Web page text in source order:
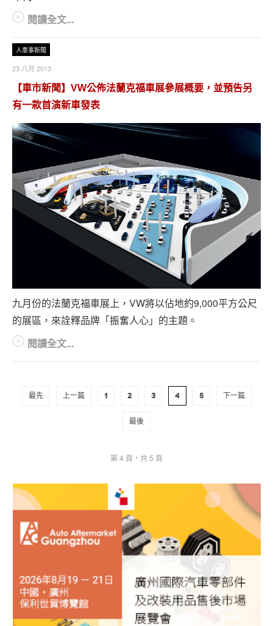
閱讀全文...
人車事新聞
23 八月 2013
【車市新聞】VW公佈法蘭克福車展參展概要，並預告另
有一款首演新車發表
九月份的法蘭克福車展上，VW將以佔地約9,000平方公尺
的展區，來詮釋品牌「振奮人心」的主題。
閱讀全文...
最先 上一篇 1 2 3 4 5 下一篇
最後
第 4 頁，共 5 頁